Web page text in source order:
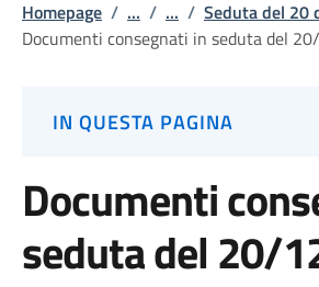
Homepage / ... / ... / Seduta del 20
Documenti consegnati in seduta del
IN QUESTA PAGINA
Documenti
seduta del 20/